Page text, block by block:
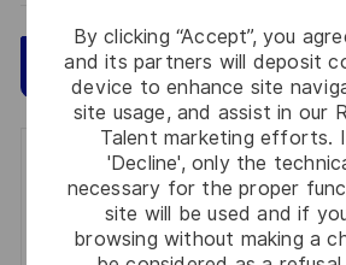
By clicking “Accept”, you
and its partners will deposit
device to enhance site
site usage, and assist in our
Talent marketing efforts.
'Decline', only the
necessary for the proper
site will be used and if
browsing without making a
Apply Now Save
Get notified for similar
You'll receive updates once a week